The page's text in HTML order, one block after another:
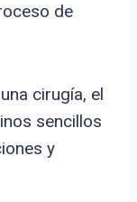
de
cirugía, el
sencillos
y